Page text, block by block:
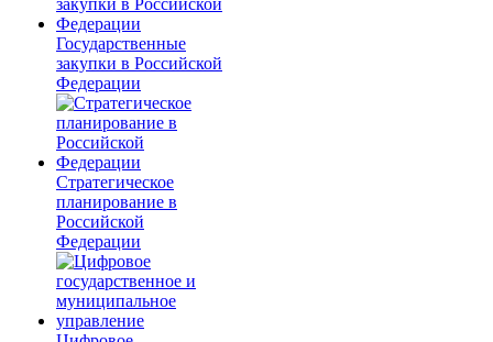
Государственные
закупки в Российской
Федерации
Стратегическое
планирование в
Российской
Федерации